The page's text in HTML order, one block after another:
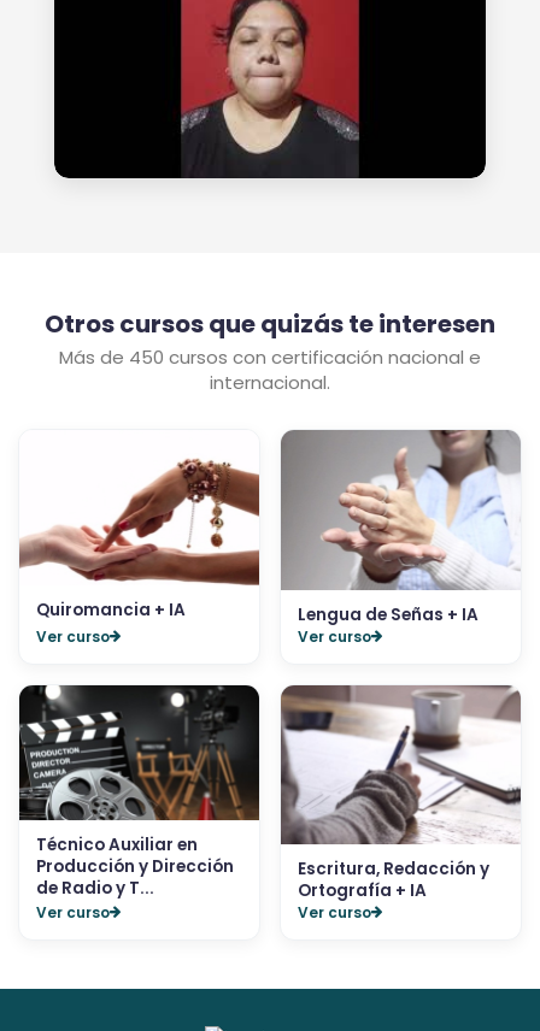
Otros cursos que quizás te interesen
Más de 450 cursos con certificación nacional e
internacional.
Quiromancia + IA
Ver curso
Lengua de Señas + IA
Ver curso
Técnico Auxiliar en
Producción y Dirección
de Radio y T...
Ver curso
Escritura, Redacción y
Ortografía + IA
Ver curso